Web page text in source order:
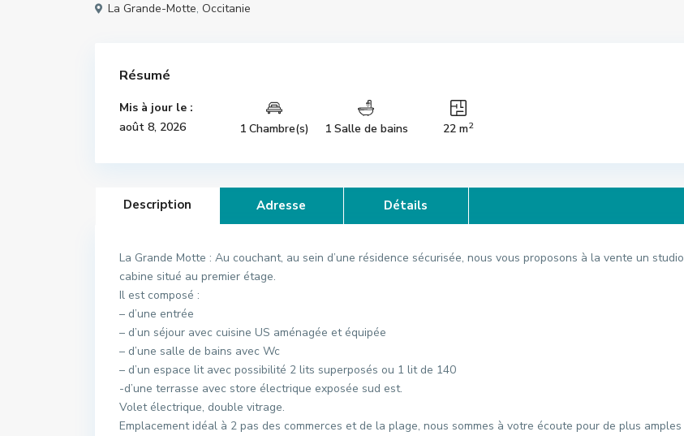
La Grande-Motte, Occitanie
Résumé
Mis à jour le :
août 8, 2026
1 Chambre(s) 1 Salle de bains 22 m2
Description Adresse Détails
La Grande Motte : Au couchant, au sein d’une résidence sécurisée, nous vous proposons à la vente un studio
cabine situé au premier étage.
Il est composé :
– d’une entrée
– d’un séjour avec cuisine US aménagée et équipée
– d’une salle de bains avec Wc
– d’un espace lit avec possibilité 2 lits superposés ou 1 lit de 140
-d’une terrasse avec store électrique exposée sud est.
Volet électrique, double vitrage.
Emplacement idéal à 2 pas des commerces et de la plage, nous sommes à votre écoute pour de plus amples